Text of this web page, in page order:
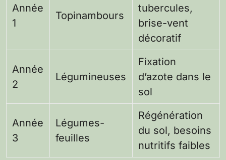
Année
1
Topinambours
tubercules,
brise-vent
décoratif
Année
2
Légumineuses
Fixation
d’azote dans le
sol
Année
3
Légumes-
feuilles
Régénération
du sol, besoins
nutritifs faibles